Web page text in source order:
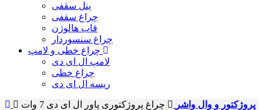
پنل سقفی
چراغ سقفی
قاب هالوژن
چراغ سنسوردار
لامپ ال ای دی
چراغ خطی
ریسه ال ای دی
پروژکتور و وال واشر
چراغ پروژکتوری پاور ال ای دی 7 وات